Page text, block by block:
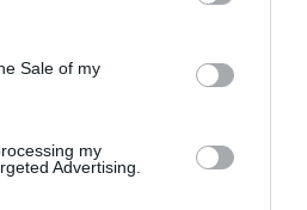
and its third-party tags to
purposes in below Google
Sale of my
my
Advertising.
οικονομιών που επλήγησαν
Ενότητα Έβρου, άνοιξε